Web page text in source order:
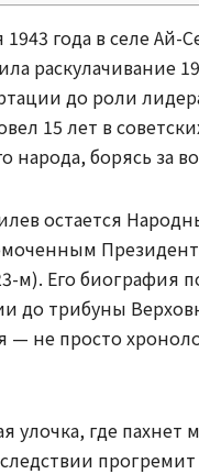
года в селе Ай-
раскулачивание
до роли
15 лет в
народа, борясь за
остается
м). Его биография
до трибуны
— не просто
улочка, где